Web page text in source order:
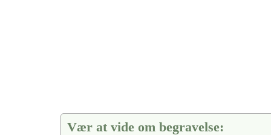
Vær at vide om begravelse: